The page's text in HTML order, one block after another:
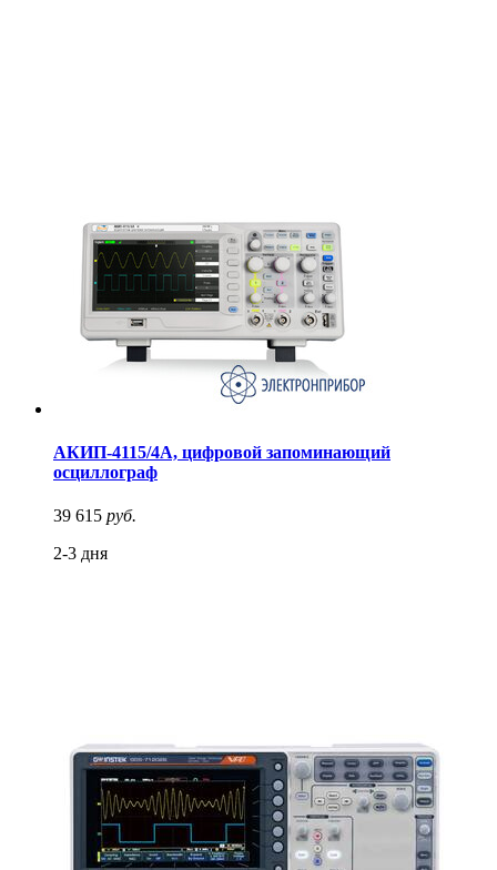
АКИП-4115/4А, цифровой запоминающий
осциллограф
39 615 руб.
2-3 дня